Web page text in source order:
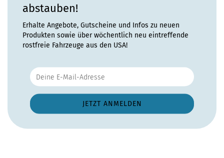
abstauben!
Erhalte Angebote, Gutscheine und Infos zu neuen
Produkten sowie über wöchentlich neu eintreffende
rostfreie Fahrzeuge aus den USA!